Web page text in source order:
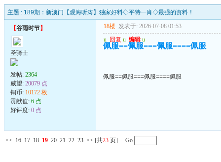
主题 : 189期：新澳门【观海听涛】独家好料◇平特一肖◇最强的资料！
【谷雨时节】
圣骑士
发帖: 2364
威望: 20079 点
铜币: 10172 枚
贡献值: 6 点
好评度: 0 点
18楼 发表于: 2026-07-08 01:53
u 回复 u 编辑 u
佩服==佩服===佩服====佩服
佩服==佩服===佩服====佩服
<< 16 17 18 19 20 21 22 23 >> [共23 页] Go